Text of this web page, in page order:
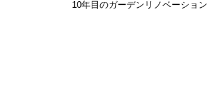
10年目のガーデンリノベーション